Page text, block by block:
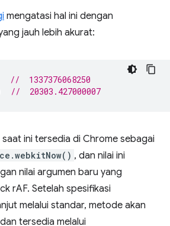
mengatasi hal ini dengan
jauh lebih akurat:
//  1337376068250
//  20303.427000007
ini tersedia di Chrome sebagai
, dan nilai ini
nilai argumen baru yang
rAF. Setelah spesifikasi
melalui standar, metode akan
tersedia melalui